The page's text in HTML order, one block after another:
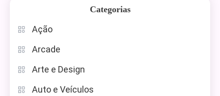
Categorias
Ação
Arcade
Arte e Design
Auto e Veículos